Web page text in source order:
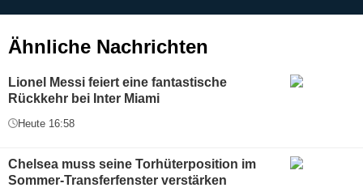
Ähnliche Nachrichten
Lionel Messi feiert eine fantastische
Rückkehr bei Inter Miami
Heute 16:58
Chelsea muss seine Torhüterposition im
Sommer-Transferfenster verstärken